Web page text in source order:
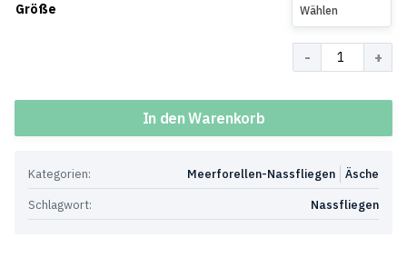
Größe Wählen
In den Warenkorb
Kategorien: Äsche
Meerforellen-Nassfliegen
Schlagwort:
Nassfliegen